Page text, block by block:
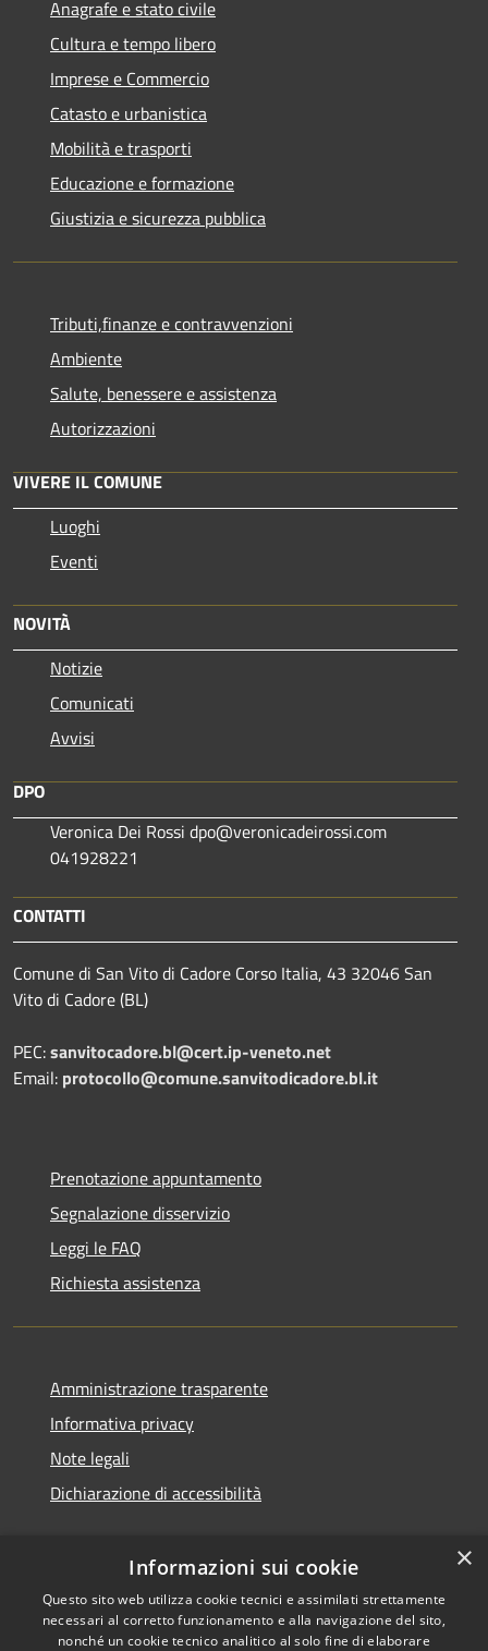
Anagrafe e stato civile
Cultura e tempo libero
Imprese e Commercio
Catasto e urbanistica
Mobilità e trasporti
Educazione e formazione
Giustizia e sicurezza pubblica
Tributi,finanze e contravvenzioni
Ambiente
Salute, benessere e assistenza
Autorizzazioni
VIVERE IL COMUNE
Luoghi
Eventi
NOVITÀ
Notizie
Comunicati
Avvisi
DPO
Veronica Dei Rossi dpo@veronicadeirossi.com
041928221
CONTATTI
Comune di San Vito di Cadore Corso Italia, 43 32046 San
Vito di Cadore (BL)
PEC:sanvitocadore.bl@cert.ip-veneto.net
Email: protocollo@comune.sanvitodicadore.bl.it
Prenotazione appuntamento
Segnalazione disservizio
Leggi le FAQ
Richiesta assistenza
Amministrazione trasparente
Informativa privacy
Note legali
Dichiarazione di accessibilità
×
Informazioni sui cookie
Questo sito web utilizza cookie tecnici e assimilati strettamente
necessari al corretto funzionamento e alla navigazione del sito,
nonché un cookie tecnico analitico al solo fine di elaborare